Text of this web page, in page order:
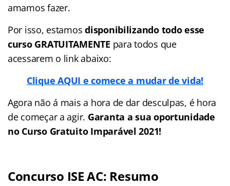
amamos fazer.
Por isso, estamos disponibilizando todo esse
curso GRATUITAMENTE para todos que
acessarem o link abaixo:
Clique AQUI e comece a mudar de vida!
Agora não á mais a hora de dar desculpas, é hora
de começar a agir. Garanta a sua oportunidade
no Curso Gratuito Imparável 2021!
Concurso ISE AC: Resumo